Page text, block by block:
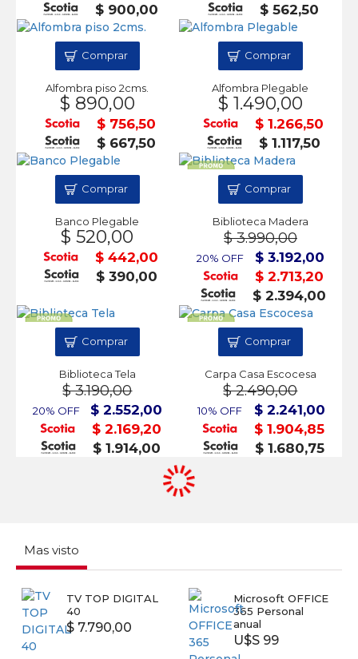
$ 900,00
$ 562,50
Alfombra piso 2cms.
$ 890,00
$ 756,50
$ 667,50
Comprar
Alfombra Plegable
$ 1.490,00
$ 1.266,50
$ 1.117,50
Comprar
Banco Plegable
$ 520,00
$ 442,00
$ 390,00
Comprar
Biblioteca Madera
$ 3.990,00
20% OFF
$ 3.192,00
$ 2.713,20
$ 2.394,00
Comprar
Biblioteca Tela
$ 3.190,00
20% OFF
$ 2.552,00
$ 2.169,20
$ 1.914,00
Comprar
Carpa Casa Escocesa
$ 2.490,00
10% OFF
$ 2.241,00
$ 1.904,85
$ 1.680,75
Comprar
Mas visto
TV TOP DIGITAL
40
$ 7.790,00
Microsoft OFFICE
365 Personal
anual
U$S 99